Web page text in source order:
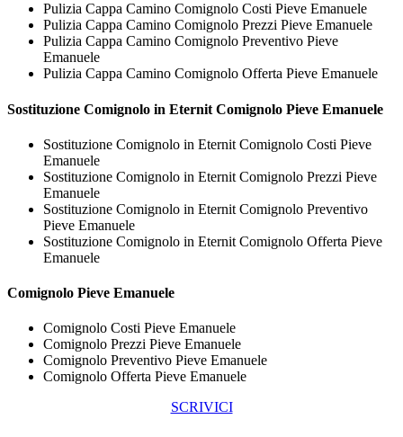
Pulizia Cappa Camino Comignolo Costi Pieve Emanuele
Pulizia Cappa Camino Comignolo Prezzi Pieve Emanuele
Pulizia Cappa Camino Comignolo Preventivo Pieve
Emanuele
Pulizia Cappa Camino Comignolo Offerta Pieve Emanuele
Sostituzione Comignolo in Eternit Comignolo Pieve Emanuele
Sostituzione Comignolo in Eternit Comignolo Costi Pieve
Emanuele
Sostituzione Comignolo in Eternit Comignolo Prezzi Pieve
Emanuele
Sostituzione Comignolo in Eternit Comignolo Preventivo
Pieve Emanuele
Sostituzione Comignolo in Eternit Comignolo Offerta Pieve
Emanuele
Comignolo Pieve Emanuele
Comignolo Costi Pieve Emanuele
Comignolo Prezzi Pieve Emanuele
Comignolo Preventivo Pieve Emanuele
Comignolo Offerta Pieve Emanuele
SCRIVICI